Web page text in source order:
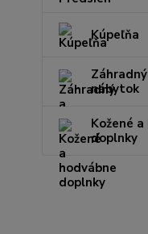
Kúpeľňa
nábytok
Kožené
doplnky